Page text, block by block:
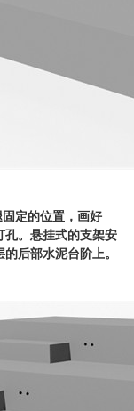
定的位置，画好
孔。悬挂式的支架安
后部水泥台阶上。